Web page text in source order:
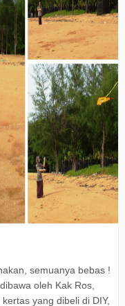
semuanya bebas !
oleh Kak Ros,
yang dibeli di DIY,